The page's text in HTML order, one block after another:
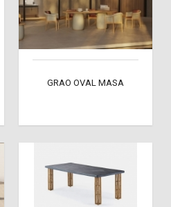
GRAO OVAL MASA